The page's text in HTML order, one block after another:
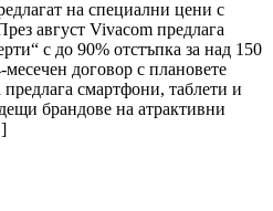
на специални цени с
август Vivacom предлага
с до 90% отстъпка за над 150
договор с плановете
смартфони, таблети и
брандове на атрактивни